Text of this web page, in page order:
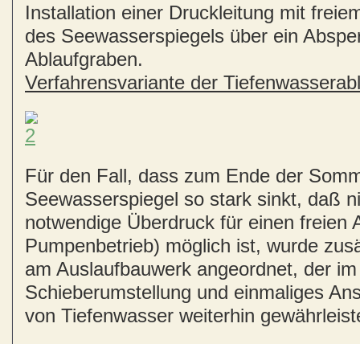
Installation einer Druckleitung mit
des Seewasserspiegels über ein
Ablaufgraben.
Verfahrensvariante der
Für den Fall, dass zum Ende der
Seewasserspiegel so stark sinkt, daß
notwendige Überdruck für einen freien
Pumpenbetrieb) möglich ist, wurde
am Auslaufbauwerk angeordnet, der
Schieberumstellung und einmaliges
von Tiefenwasser weiterhin